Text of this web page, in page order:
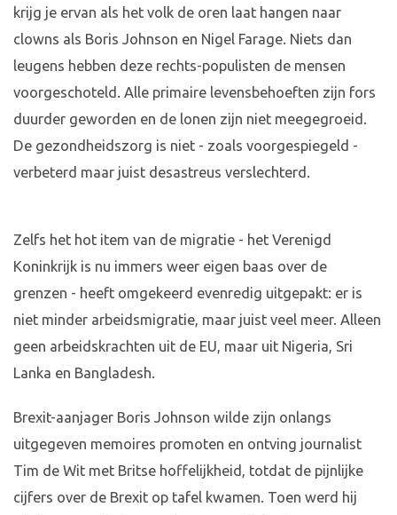
krijg je ervan als het volk de oren laat hangen naar
clowns als Boris Johnson en Nigel Farage. Niets dan
leugens hebben deze rechts-populisten de mensen
voorgeschoteld. Alle primaire levensbehoeften zijn fors
duurder geworden en de lonen zijn niet meegegroeid.
De gezondheidszorg is niet - zoals voorgespiegeld -
verbeterd maar juist desastreus verslechterd.
Zelfs het hot item van de migratie - het Verenigd
Koninkrijk is nu immers weer eigen baas over de
grenzen - heeft omgekeerd evenredig uitgepakt: er is
niet minder arbeidsmigratie, maar juist veel meer. Alleen
geen arbeidskrachten uit de EU, maar uit Nigeria, Sri
Lanka en Bangladesh.
Brexit-aanjager Boris Johnson wilde zijn onlangs
uitgegeven memoires promoten en ontving journalist
Tim de Wit met Britse hoffelijkheid, totdat de pijnlijke
cijfers over de Brexit op tafel kwamen. Toen werd hij